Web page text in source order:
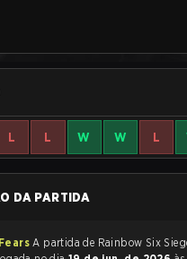
L L W W L
DA PARTIDA